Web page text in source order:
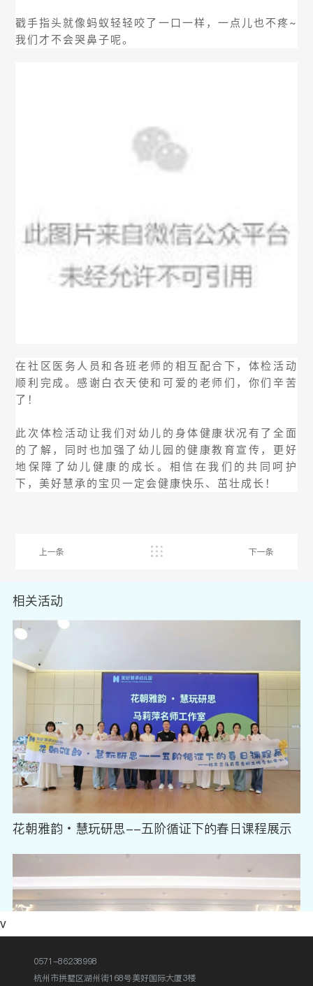
戳手指头就像蚂蚁轻轻咬了一口一样，一点儿也不疼~
我们才不会哭鼻子呢。
在社区医务人员和各班老师的相互配合下，体检活动
顺利完成。感谢白衣天使和可爱的老师们，你们辛苦
了！
此次体检活动让我们对幼儿的身体健康状况有了全面
的了解，同时也加强了幼儿园的健康教育宣传，更好
地保障了幼儿健康的成长。相信在我们的共同呵护
下，美好慧承的宝贝一定会健康快乐、茁壮成长！
上一条 下一条
相关活动
花朝雅韵・慧玩研思--五阶循证下的春日课程展示
v
0571-86238998
杭州市拱墅区湖州街168号美好国际大厦3楼